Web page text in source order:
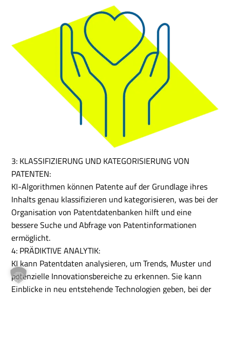
3: KLASSIFIZIERUNG UND KATEGORISIERUNG VON
PATENTEN:
KI-Algorithmen können Patente auf der Grundlage ihres
Inhalts genau klassifizieren und kategorisieren, was bei der
Organisation von Patentdatenbanken hilft und eine
bessere Suche und Abfrage von Patentinformationen
ermöglicht.
4: PRÄDIKTIVE ANALYTIK:
KI kann Patentdaten analysieren, um Trends, Muster und
potenzielle Innovationsbereiche zu erkennen. Sie kann
Einblicke in neu entstehende Technologien geben, bei der